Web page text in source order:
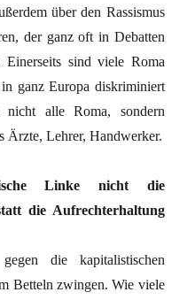
über den Rassismus
der ganz oft in Debatten
sind viele Roma
ganz Europa diskriminiert
nicht alle Roma, sondern
Ärzte, Lehrer, Handwerker.
Linke nicht die
die Aufrechterhaltung
die kapitalistischen
Betteln zwingen. Wie viele